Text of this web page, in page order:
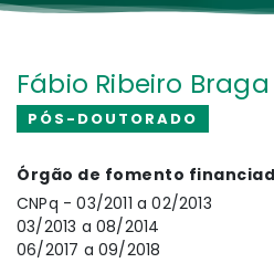
Fábio Ribeiro Braga
PÓS-DOUTORADO
Órgão de fomento
CNPq - 03/2011 a 02/2013
03/2013 a 08/2014
06/2017 a 09/2018